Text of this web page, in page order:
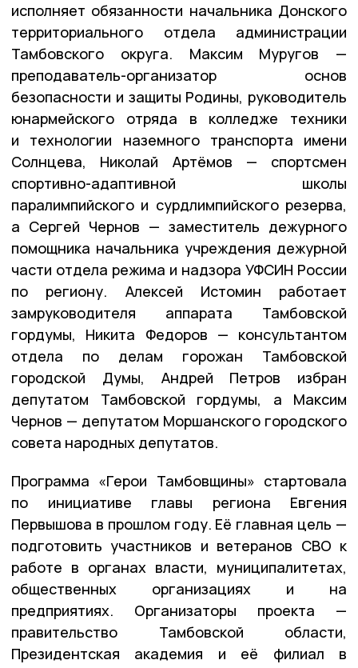
исполняет обязанности начальника Донского
территориального отдела администрации
Тамбовского округа. Максим Муругов —
преподаватель-организатор основ
безопасности и защиты Родины, руководитель
юнармейского отряда в колледже техники
и технологии наземного транспорта имени
Солнцева, Николай Артёмов — спортсмен
спортивно-адаптивной школы
паралимпийского и сурдлимпийского резерва,
а Сергей Чернов — заместитель дежурного
помощника начальника учреждения дежурной
части отдела режима и надзора УФСИН России
по региону. Алексей Истомин работает
замруководителя аппарата Тамбовской
гордумы, Никита Федоров — консультантом
отдела по делам горожан Тамбовской
городской Думы, Андрей Петров избран
депутатом Тамбовской гордумы, а Максим
Чернов — депутатом Моршанского городского
совета народных депутатов.
Программа «Герои Тамбовщины» стартовала
по инициативе главы региона Евгения
Первышова в прошлом году. Её главная цель —
подготовить участников и ветеранов СВО к
работе в органах власти, муниципалитетах,
общественных организациях и на
предприятиях. Организаторы проекта —
правительство Тамбовской области,
Президентская академия и её филиал в